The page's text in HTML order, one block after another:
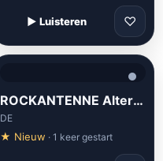
▶ Luisteren ♡
ROCKANTENNE Alternative (mp3)
DE
★ Nieuw · 1 keer gestart